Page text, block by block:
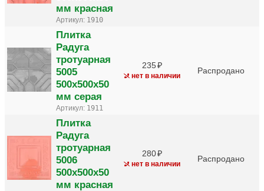
мм красная
Артикул: 1910
Плитка
Радуга
тротуарная
5005
500х500х50
мм серая
Артикул: 1911
235
нет в наличии
Распродано
Плитка
Радуга
тротуарная
5006
500х500х50
мм красная
280
нет в наличии
Распродано